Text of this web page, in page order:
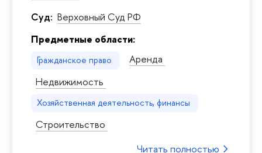
Суд: Верховный Суд РФ
Предметные области:
Гражданское право
Аренда
Недвижимость
Хозяйственная деятельность, финансы
Строительство
Читать полностью